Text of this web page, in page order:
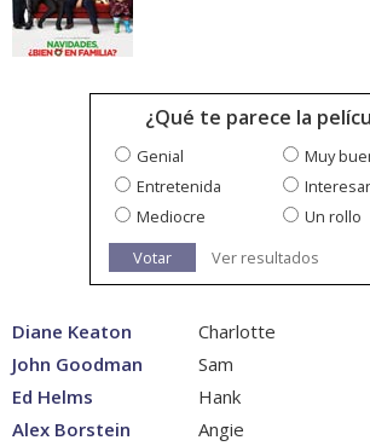
¿Qué te parece la
Genial
Muy
Entretenida
Mediocre
Un rollo
Votar
Ver resultados
Diane Keaton
Charlotte
John Goodman
Sam
Ed Helms
Hank
Alex Borstein
Angie